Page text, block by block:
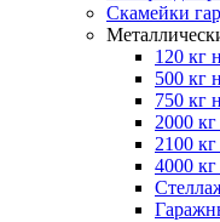
Скамейки
120 кг
500 кг
750 кг
2000
2100
4000